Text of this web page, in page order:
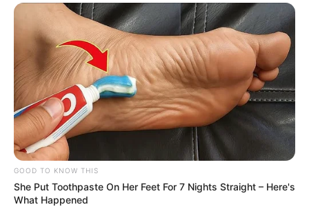
GOOD TO KNOW THIS
She Put Toothpaste On Her Feet For 7 Nights Straight – Here's
What Happened